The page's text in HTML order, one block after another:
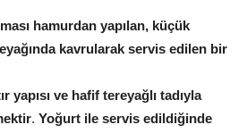
hamurdan yapılan, küçük
kavrularak servis edilen bir
yapısı ve hafif tereyağlı tadıyla
. Yoğurt ile servis edildiğinde